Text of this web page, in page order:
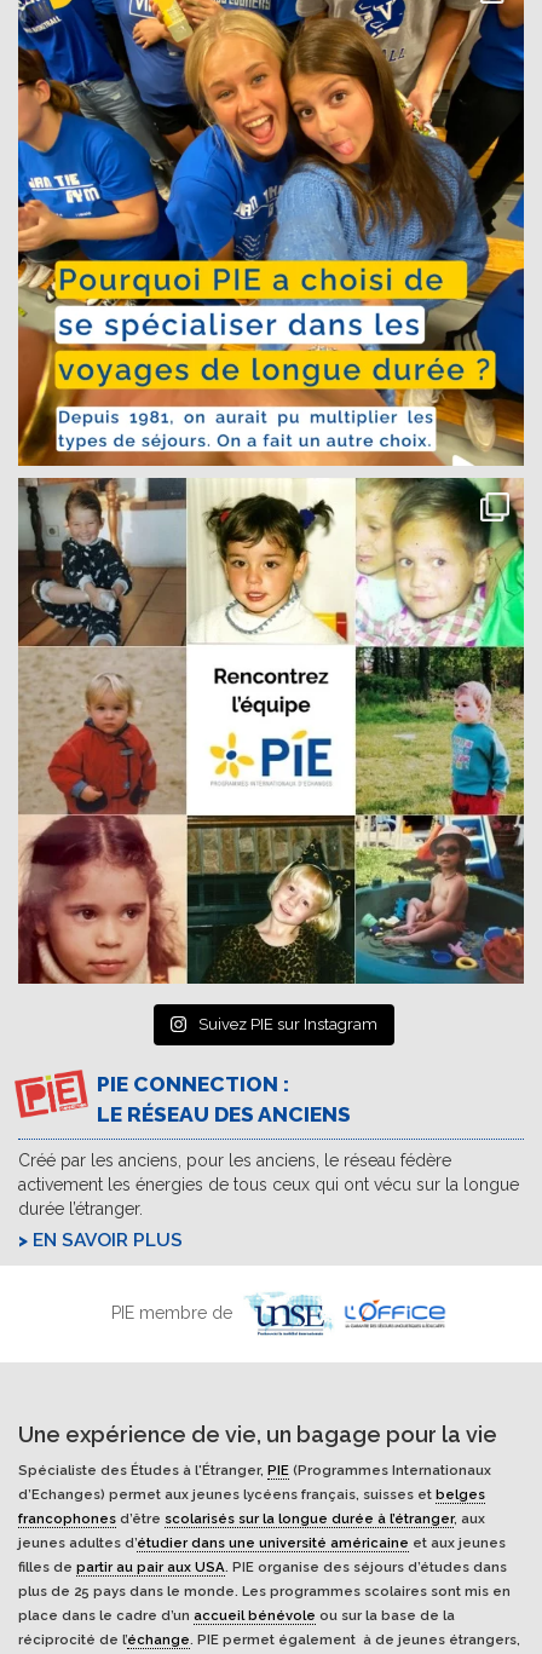
Suivez PIE sur Instagram
PIE CONNECTION :
LE RÉSEAU DES ANCIENS
Créé par les anciens, pour les anciens, le réseau fédère
activement les énergies de tous ceux qui ont vécu sur la longue
durée l’étranger.
EN SAVOIR PLUS
PIE membre de
Une expérience de vie, un bagage pour la vie
Spécialiste des Études à l'Étranger, PIE (Programmes Internationaux
d’Echanges) permet aux jeunes lycéens français, suisses et belges
francophones d’être scolarisés sur la longue durée à l’étranger, aux
jeunes adultes d’étudier dans une université américaine et aux jeunes
filles de partir au pair aux USA. PIE organise des séjours d’études dans
plus de 25 pays dans le monde. Les programmes scolaires sont mis en
place dans le cadre d’un accueil bénévole ou sur la base de la
réciprocité de l’échange. PIE permet également à de jeunes étrangers,